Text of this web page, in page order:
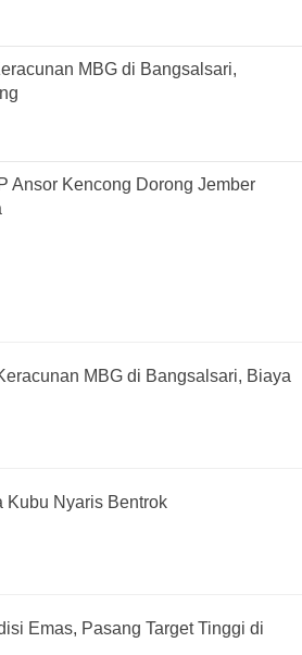
MBG di Bangsalsari,
Ansor Kencong Dorong Jember
MBG di Bangsalsari, Biaya
Kubu Nyaris Bentrok
Emas, Pasang Target Tinggi di